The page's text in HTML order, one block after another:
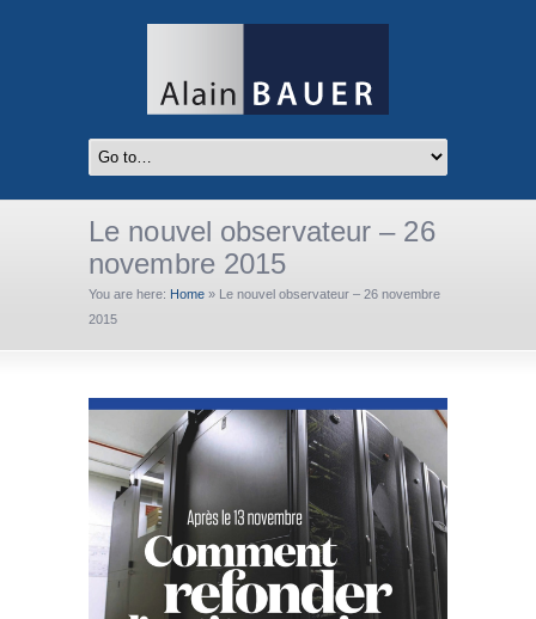
Le nouvel observateur – 26
novembre 2015
You are here: Home » Le nouvel observateur – 26 novembre
2015